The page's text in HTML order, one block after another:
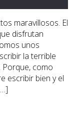
maravillosos. El
disfrutan
unos
la terrible
como
escribir bien y el